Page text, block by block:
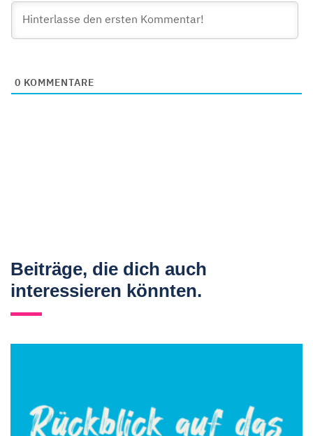
0 KOMMENTARE
Beiträge, die dich auch
interessieren könnten.